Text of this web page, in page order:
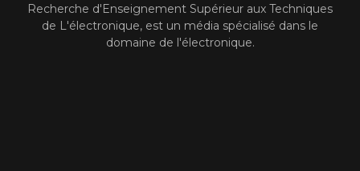
Recherche d'Enseignement Supérieur aux Techniques
de L'électronique, est un média spécialisé dans le
domaine de l'électronique.